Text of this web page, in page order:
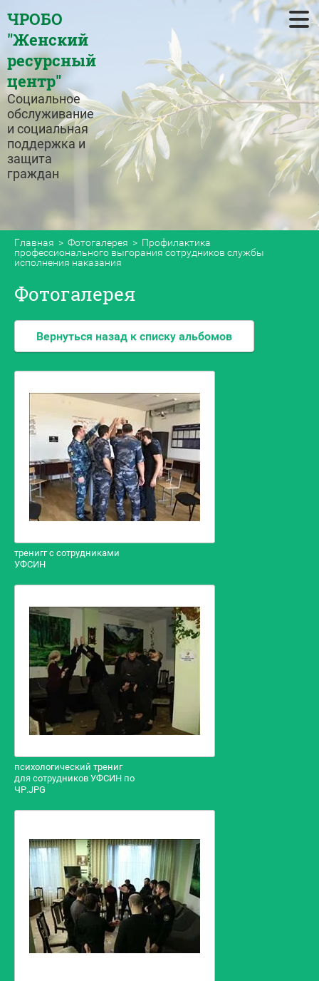
Главная
Об организации
Наша деятельность
Наша история
Новости
Фотогалерея
Политика
конфиденциальности
Пользовательское
соглашение
ЧРОБО
"Женский
ресурсный
центр"
Социальное
обслуживание
и социальная
поддержка и
защита
граждан
Главная
  >
Фотогалерея
  >  Профилактика
профессионального выгорания сотрудников службы
исполнения наказания
Фотогалерея
Вернуться назад к списку альбомов
тренигг с сотрудниками
УФСИН
психологический трениг
для сотрудников УФСИН по
ЧР.JPG